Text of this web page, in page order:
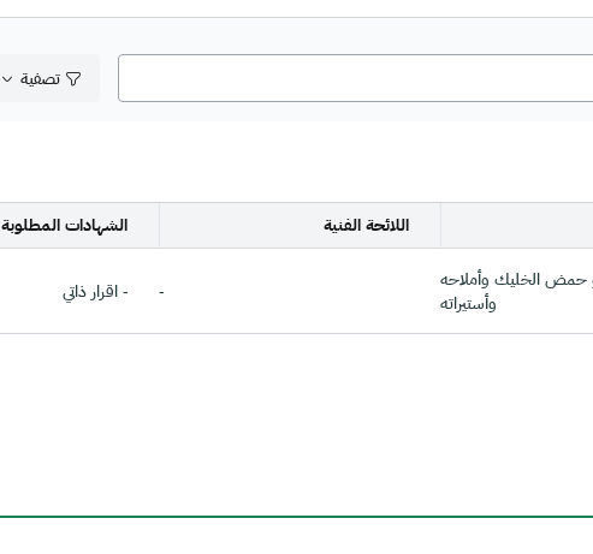
تصفية
اللائحة الفنية الشهادات المطلوبة
حمض الخليك وأملاحه
وأستيراته
- - اقرار ذاتي